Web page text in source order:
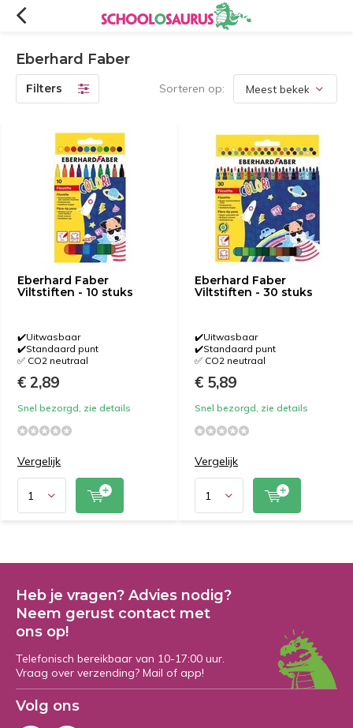
Eberhard Faber
Filters Sorteren op:
Eberhard Faber
Viltstiften - 10 stuks
✔️Uitwasbaar
✔️Standaard punt
✅ CO2 neutraal
€ 2,89
Snel bezorgd, zie details
Vergelijk
Eberhard Faber
Viltstiften - 30 stuks
✔️Uitwasbaar
✔️Standaard punt
✅ CO2 neutraal
€ 5,89
Snel bezorgd, zie details
Vergelijk
Heb je vragen? Advies nodig?
Neem gerust contact met
ons op!
Telefonisch bereikbaar van 10-17:00 uur.
Vraag over verzending? Mail of app!
Volg ons